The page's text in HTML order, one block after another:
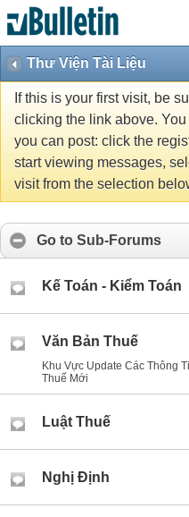
Thư Viện Tài Liệu
If this is your first visit, be
clicking the link above.
you can post: click the
start viewing messages,
visit from the selection
Go to Sub-Forums
Kế Toán - Kiểm Toán
Văn Bản Thuế
Khu Vực Update Các Thông
Thuế Mới
Luật Thuế
Nghị Định